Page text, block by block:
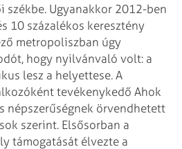
székbe. Ugyanakkor 2012-ben
10 százalékos keresztény
metropoliszban úgy
hogy nyilvánvaló volt: a
lesz a helyettese. A
tevékenykedő Ahok
népszerűségnek örvendhetett
szerint. Elsősorban a
támogatását élvezte a